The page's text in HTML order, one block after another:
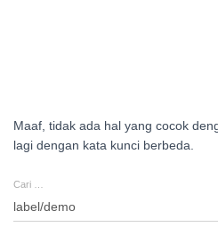
Maaf, tidak ada hal yang cocok
lagi dengan kata kunci berbeda.
Cari
untuk:
Cari …